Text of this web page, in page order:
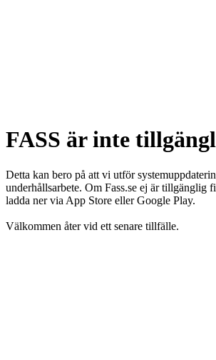
FASS är inte
Detta kan bero på att vi utför
underhållsarbete. Om Fass.se ej är tillgänglig
ladda ner via App Store eller Google Play.
Välkommen åter vid ett senare tillfälle.